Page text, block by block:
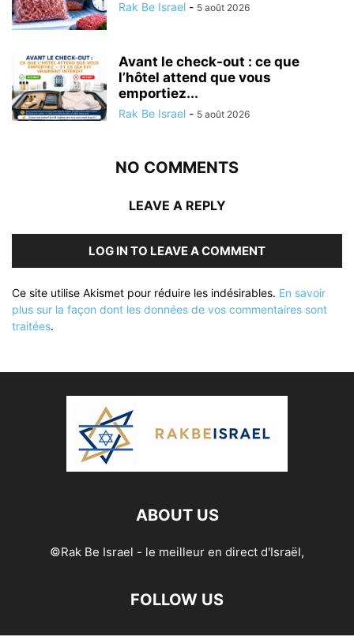
Rak Be Israel - 5 août 2026
Avant le check-out : ce que
l’hôtel attend que vous
emportiez...
Rak Be Israel - 5 août 2026
NO COMMENTS
LEAVE A REPLY
LOG IN TO LEAVE A COMMENT
Ce site utilise Akismet pour réduire les indésirables. En savoir
plus sur la façon dont les données de vos commentaires sont
traitées.
ABOUT US
©Rak Be Israel - le meilleur en direct d'Israël,
FOLLOW US